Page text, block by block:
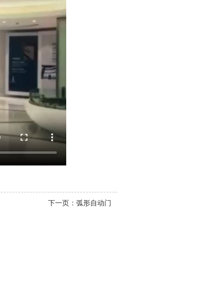
下一页： 弧形自动门